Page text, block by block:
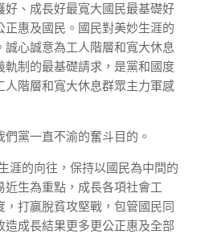
好、成長好最寬大國民最基礎好
惠及國民。國民對美妙生涯的
心誠意為工人階層和寬大休息
制的最基礎請求，是黨和國度
人階層和寬大休息群眾主力軍感
黨一直不渝的奮斗目的。
涯的向往，保持以國民為中間的
生為重點，成長各項社會工
打贏脫貧攻堅戰，包管國民同
成長結果更多更公正惠及全部